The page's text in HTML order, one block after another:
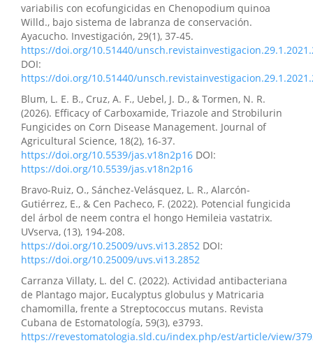
variabilis con ecofungicidas en Chenopodium quinoa
Willd., bajo sistema de labranza de conservación.
Ayacucho. Investigación, 29(1), 37-45.
https://doi.org/10.51440/
DOI:
https://doi.org/10.51440/
Blum, L. E. B., Cruz, A. F., Uebel, J. D., & Tormen, N. R.
(2026). Efficacy of Carboxamide, Triazole and Strobilurin
Fungicides on Corn Disease Management. Journal of
Agricultural Science, 18(2), 16-37.
https://doi.org/10.5539/jas.v18n2p16 DOI:
https://doi.org/10.5539/jas.v18n2p16
Bravo-Ruiz, O., Sánchez-Velásquez, L. R., Alarcón-
Gutiérrez, E., & Cen Pacheco, F. (2022). Potencial fungicida
del árbol de neem contra el hongo Hemileia vastatrix.
UVserva, (13), 194-208.
https://doi.org/10.25009/uvs.vi13.2852 DOI:
https://doi.org/10.25009/uvs.vi13.2852
Carranza Villaty, L. del C. (2022). Actividad antibacteriana
de Plantago major, Eucalyptus globulus y Matricaria
chamomilla, frente a Streptococcus mutans. Revista
Cubana de Estomatología, 59(3), e3793.
https://revestomatologia.sld.cu/index.php/est/article/view/